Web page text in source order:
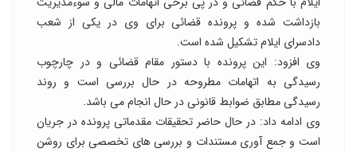
بازداشت شده و پرونده قضائی برای وی در یکی از شعب
دادسرای ایلام تشکیل شده است.
وی افزود: این پرونده با دستور مقام قضائی و در چارچوب
رسیدگی به اتهامات مطروحه در حال بررسی است و روند
رسیدگی مطابق ضوابط قانونی در حال انجام می باشد.
وی ادامه داد: در حال حاضر تحقیقات مقدماتی پرونده در جریان
است و جمع آوری مستندات و بررسی های تخصصی برای روشن